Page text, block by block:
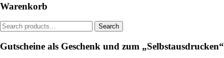
page
Warenkorb
Search
Search
Gutscheine als Geschenk und zum „Selbstausdrucken“